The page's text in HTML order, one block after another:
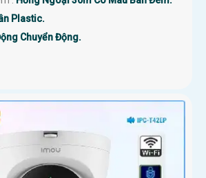
Plastic.
Chuyển Động.